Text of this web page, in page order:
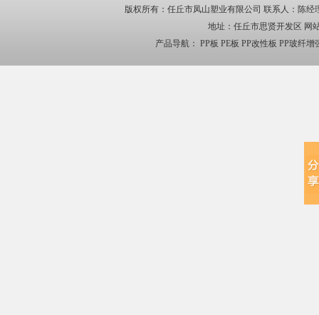
版权所有：任丘市凤山塑业有限公司 联系人：陈经
地址：任丘市思贤开发区 网
产品导航： PP板 PE板 PP改性板 PP玻纤增